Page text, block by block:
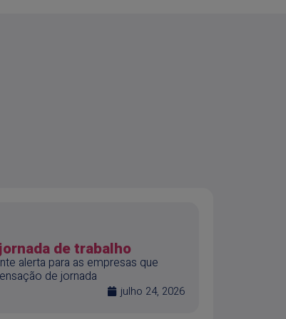
de trabalho
alerta para as empresas que
de jornada
julho 24, 2026